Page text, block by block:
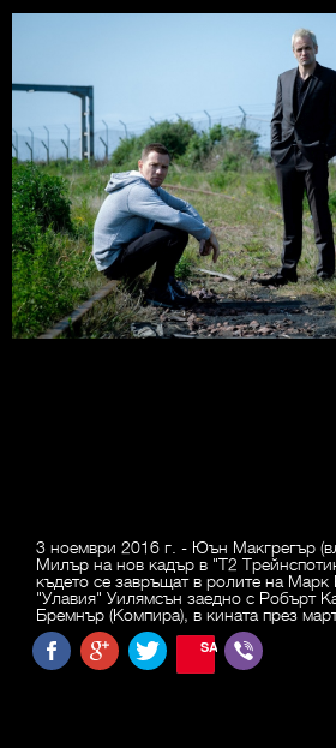
3 ноември 2016 г. - Юън Макгрегър
Милър на нов кадър в "Т2
където се завръщат в ролите на
"Улавия" Уилямсън заедно с Робърт
Бремнър (Компира), в кината през
SAVE